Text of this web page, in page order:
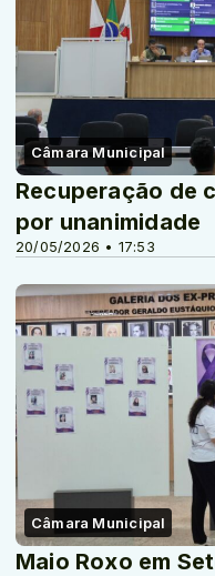
Câmara Municipal
20/05/2026 • 17:53
Recuperação de
por unanimidade
Câmara Municipal
Maio Roxo em